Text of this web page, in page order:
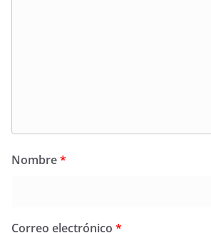
Nombre*
Correo electrónico *